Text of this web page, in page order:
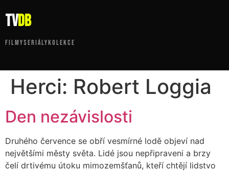
tvDB
FILMYSERIÁLY KOLEKCE
Herci: Robert Loggia
Den nezávislosti
Druhého července se obří vesmírné lodě objeví nad
největšími městy světa. Lidé jsou nepřipraveni a brzy
čelí drtivému útoku mimozemšťanů, kteří chtějí lidstvo